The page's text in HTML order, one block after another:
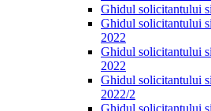
Ghidul solicitantului
Ghidul solicitantului
2022
Ghidul solicitantului
2022
Ghidul solicitantului
2022/2
Ghidul solicitantului